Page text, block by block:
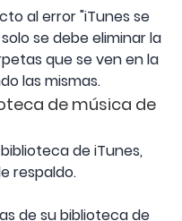
al error "iTunes se
se debe eliminar la
que se ven en la
las mismas.
de música de
de iTunes,
respaldo.
de su biblioteca de